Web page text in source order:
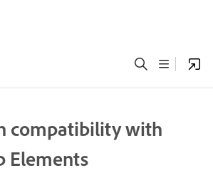
compatibility with
Elements